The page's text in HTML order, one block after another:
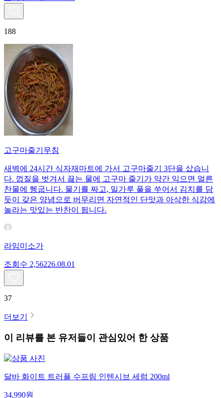
188
고구마줄기무침
새벽에 24시간 식자재마트에 가서 고구마줄기 3단을 샀습니
다. 껍질을 벗겨서 끓는 물에 고구마 줄기가 약간 익으면 얼른
찬물에 헹굽니다. 물기를 짜고, 밀가루 풀을 쑤어서 김치를 담
듯이 갖은 양념으로 버무리면 자연적인 단맛과 아삭한 식감에
놀라는 맛있는 반찬이 됩니다.
라임미소가
조회수 2,56226.08.01
37
더보기
이 리뷰를 본 유저들이 관심있어 한 상품
달바 화이트 트러플 수프림 인텐시브 세럼 200ml
34,990원